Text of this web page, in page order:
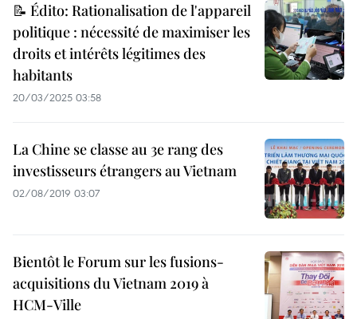
📝 Édito: Rationalisation de l'appareil
politique : nécessité de maximiser les
droits et intérêts légitimes des
habitants
20/03/2025 03:58
La Chine se classe au 3e rang des
investisseurs étrangers au Vietnam
02/08/2019 03:07
Bientôt le Forum sur les fusions-
acquisitions du Vietnam 2019 à
HCM-Ville